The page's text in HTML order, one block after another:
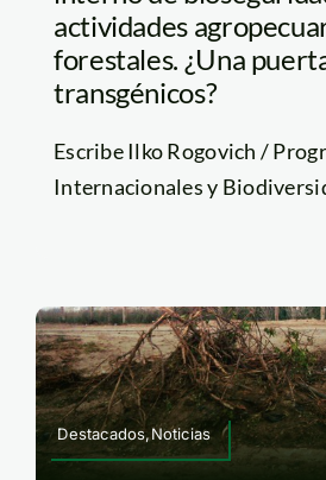
actividades
forestales. ¿Una
transgénicos?
Escribe Ilko Rogovich /
Internacionales y
Destacados,Noticias